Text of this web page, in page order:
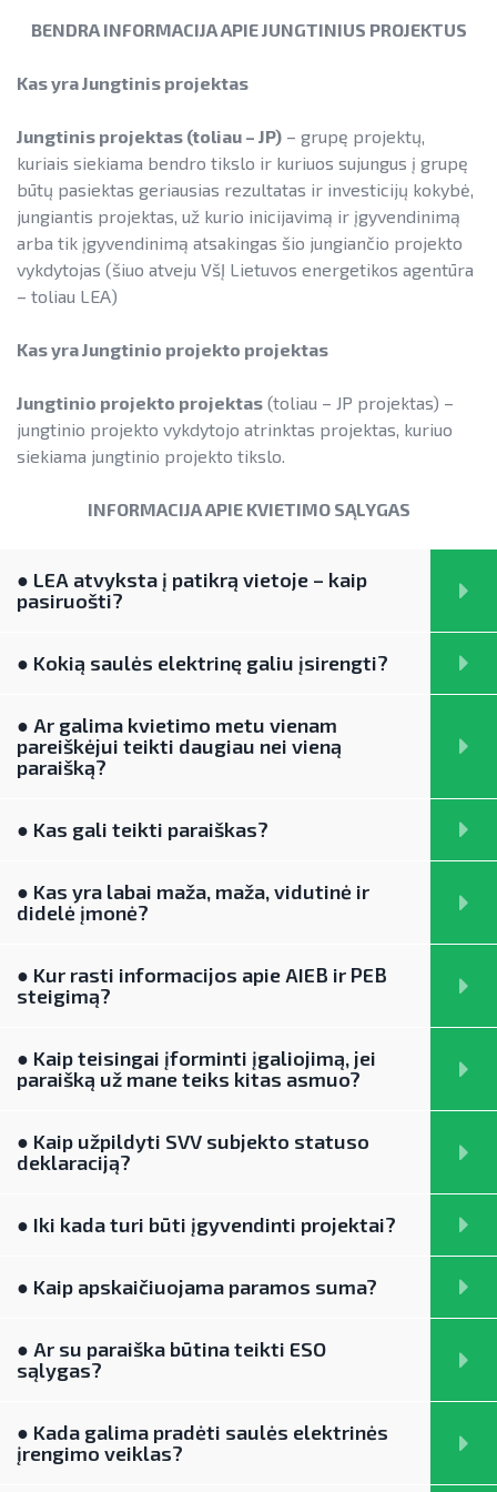
paramai viešinti
Aktuali AEI statistika
AIE plėtros galimybių žemėlapis
Jūrinės vėjo energetikos plėtra
Vandenilis
Pažangos skatinant AEI plėtrą
AEI transporte
įrenginius
atestavimo sistema
Rekomendacijos saulės elektrinėms
Procedūros ir leidimai
NEKS veiksmų plano įgyvendinimo
Energetika išsamiai
Elektros energetikos sektorius
Kelių transporto sektorius
Informacija apie paslaugų teikimą
ENSMOV Plus
CompositeCircle
StreamSAVEplus
ataskaitos
Energijos tiekėjų ir įmonių sutaupymo
susitarimų įgyvendinimas
EVE skatinimo ir viešinimo darbai
Viešuosius interesus atitinkančių
Teisinė aplinka
► PARAMA ENERGIJOS KAUPIMO ĮRENGINIAMS
► PARAMA SAULĖS ELEKTRINĖMS SAUSUMOJE
mokymų medžiaga
galiojantys kvietimai teikti paraiškas
baigę galioti kvietimai teikti paraiškas
DUK
REKLAMINIAI PAVEIKSLĖLIAI (BANERIAI) PARAMAI
BENDRA INFORMACIJA APIE JUNGTINIUS PROJEKTUS
Kas yra Jungtinis projektas
Jungtinis projektas (toliau – JP) – grupę projektų,
kuriais siekiama bendro tikslo ir kuriuos sujungus į grupę
būtų pasiektas geriausias rezultatas ir investicijų kokybė,
jungiantis projektas, už kurio inicijavimą ir įgyvendinimą
arba tik įgyvendinimą atsakingas šio jungiančio projekto
vykdytojas (šiuo atveju VšĮ Lietuvos energetikos agentūra
– toliau LEA)
Kas yra Jungtinio projekto projektas
Jungtinio projekto projektas (toliau – JP projektas) –
jungtinio projekto vykdytojo atrinktas projektas, kuriuo
siekiama jungtinio projekto tikslo.
INFORMACIJA APIE KVIETIMO SĄLYGAS
● LEA atvyksta į patikrą vietoje – kaip
pasiruošti?
● Kokią saulės elektrinę galiu įsirengti?
● Ar galima kvietimo metu vienam
pareiškėjui teikti daugiau nei vieną
paraišką?
● Kas gali teikti paraiškas?
● Kas yra labai maža, maža, vidutinė ir
didelė įmonė?
● Kur rasti informacijos apie AIEB ir PEB
steigimą?
● Kaip teisingai įforminti įgaliojimą, jei
paraišką už mane teiks kitas asmuo?
● Kaip užpildyti SVV subjekto statuso
deklaraciją?
● Iki kada turi būti įgyvendinti projektai?
● Kaip apskaičiuojama paramos suma?
● Ar su paraiška būtina teikti ESO
sąlygas?
● Kada galima pradėti saulės elektrinės
įrengimo veiklas?